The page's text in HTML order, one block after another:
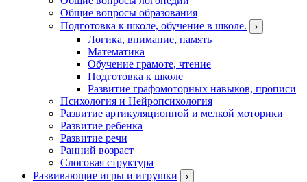
Общие вопросы образования
Подготовка к школе, обучение в школе.
›
Логика, внимание, память
Математика
Обучение грамоте, чтение
Подготовка к школе
Развитие графомоторных навыков, прописи
Психология и Нейропсихология
Развитие артикуляционной и мелкой моторики
Развитие ребенка
Развитие речи
Ранний возраст
Слоговая структура
Развивающие игры и игрушки
›